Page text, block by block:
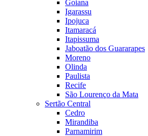
Goiana
Igarassu
Ipojuca
Itamaracá
Itapissuma
Jaboatão dos Guararapes
Moreno
Olinda
Paulista
Recife
São Lourenço da Mata
Sertão Central
Cedro
Mirandiba
Parnamirim